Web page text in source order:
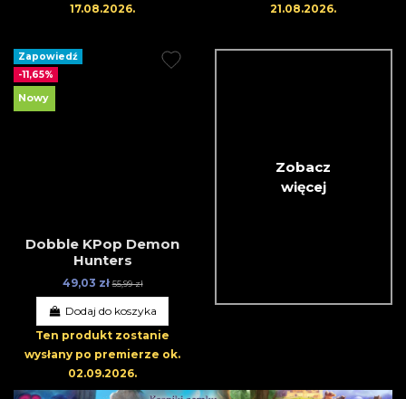
17.08.2026.
21.08.2026.
Zapowiedź
-11,65%
Nowy
Dobble KPop Demon
Hunters
49,03 zł55,99 zł
Dodaj do koszyka
Ten produkt zostanie
wysłany po premierze ok.
02.09.2026.
Zobacz
więcej